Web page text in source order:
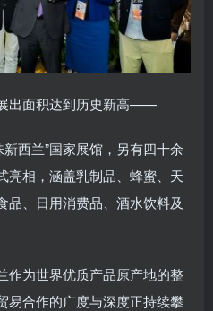
出面积达到历史新高——
西兰”国家展馆，另有四十余
亮相，涵盖乳制品、蜂蜜、天
品、日用消费品、酒水饮料及
作为世界优质产品原产地的整
易合作的广度与深度正持续攀